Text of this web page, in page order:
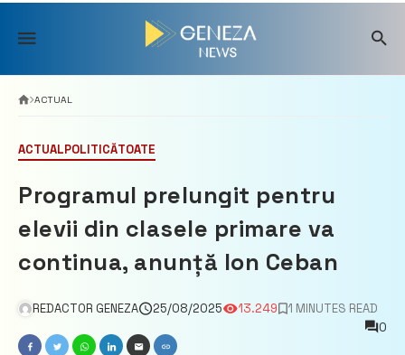
Skip
content
ACTUAL
ACTUALPOLITICĂTOATE
Programul prelungit pentru
elevii din clasele primare va
continua, anunță Ion Ceban
REDACTOR GENEZA 25/08/2025 13.249
1 MINUTES READ
0